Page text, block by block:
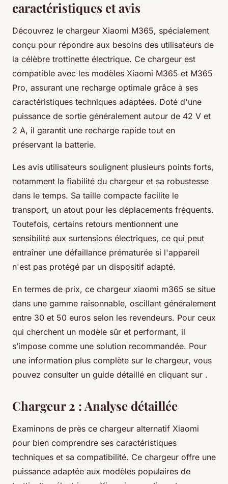
caractéristiques et avis
Découvrez le chargeur Xiaomi M365, spécialement
conçu pour répondre aux besoins des utilisateurs de
la célèbre trottinette électrique. Ce chargeur est
compatible avec les modèles Xiaomi M365 et M365
Pro, assurant une recharge optimale grâce à ses
caractéristiques techniques adaptées. Doté d'une
puissance de sortie généralement autour de 42 V et
2 A, il garantit une recharge rapide tout en
préservant la batterie.
Les avis utilisateurs soulignent plusieurs points forts,
notamment la fiabilité du chargeur et sa robustesse
dans le temps. Sa taille compacte facilite le
transport, un atout pour les déplacements fréquents.
Toutefois, certains retours mentionnent une
sensibilité aux surtensions électriques, ce qui peut
entraîner une défaillance prématurée si l'appareil
n'est pas protégé par un dispositif adapté.
En termes de prix, ce chargeur xiaomi m365 se situe
dans une gamme raisonnable, oscillant généralement
entre 30 et 50 euros selon les revendeurs. Pour ceux
qui cherchent un modèle sûr et performant, il
s’impose comme une solution recommandée. Pour
une information plus complète sur le chargeur, vous
pouvez consulter un guide détaillé en cliquant sur .
Chargeur 2 : Analyse détaillée
Examinons de près ce chargeur alternatif Xiaomi
pour bien comprendre ses caractéristiques
techniques et sa compatibilité. Ce chargeur offre une
puissance adaptée aux modèles populaires de